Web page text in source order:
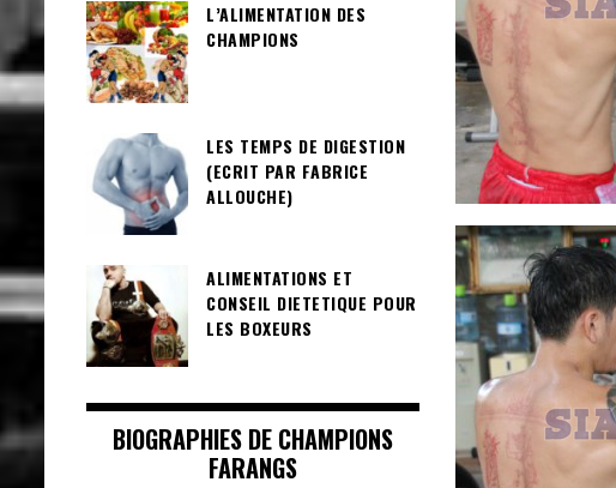
L’ALIMENTATION DES
CHAMPIONS
LES TEMPS DE DIGESTION
(ECRIT PAR FABRICE
ALLOUCHE)
ALIMENTATIONS ET
CONSEIL DIETETIQUE POUR
LES BOXEURS
BIOGRAPHIES DE CHAMPIONS
FARANGS